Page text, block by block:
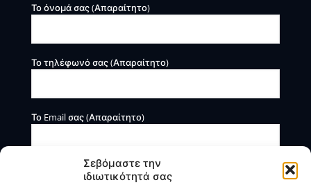
Σεβόμαστε την
ιδιωτικότητά σας
Το όνομά σας (Απαραίτητο)
Το τηλέφωνό σας (Απαραίτητο)
Το Email σας (Απαραίτητο)